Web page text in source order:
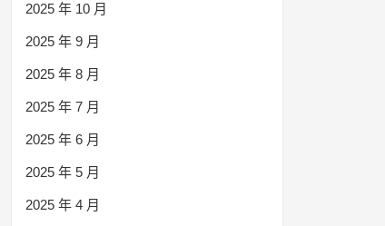
2025 年 10 月
2025 年 9 月
2025 年 8 月
2025 年 7 月
2025 年 6 月
2025 年 5 月
2025 年 4 月